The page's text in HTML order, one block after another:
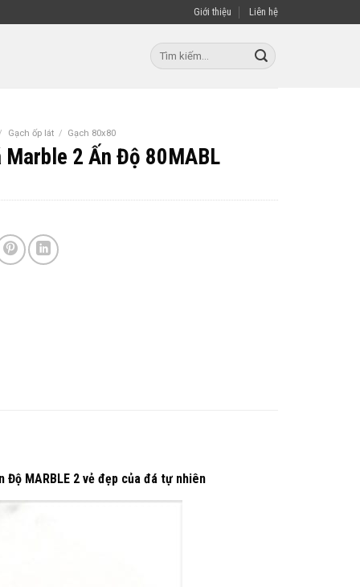
Giới thiệu Liên hệ
Tìm
kiếm:
Gạch ốp lát / Gạch 80x80
Marble 2 Ấn Độ 80MABL
MARBLE 2 vẻ đẹp của đá tự nhiên